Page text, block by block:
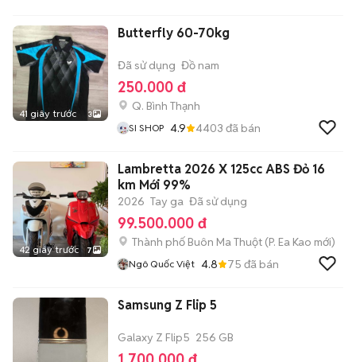
41 giây trước 3
Butterfly 60-70kg
Đã sử dụng Đồ nam
250.000 đ
Q. Bình Thạnh
SI SHOP 4.9 4403 đã bán
42 giây trước 7
Lambretta 2026 X 125cc ABS Đỏ 16
km Mới 99%
2026 Tay ga Đã sử dụng
99.500.000 đ
Thành phố Buôn Ma Thuột (P. Ea Kao mới)
Ngô Quốc Việt 4.8 75 đã bán
Samsung Z Flip 5
Galaxy Z Flip5 256 GB